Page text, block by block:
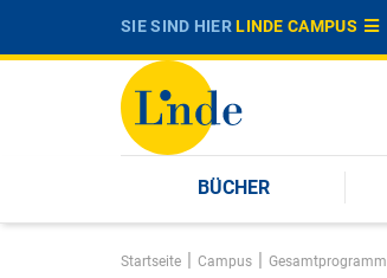
SIE SIND HIERLINDE CAMPUS
BÜCHER
Startseite | Campus | Gesamtprogramm